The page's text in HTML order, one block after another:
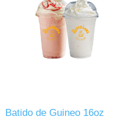
Batido de Guineo 16oz